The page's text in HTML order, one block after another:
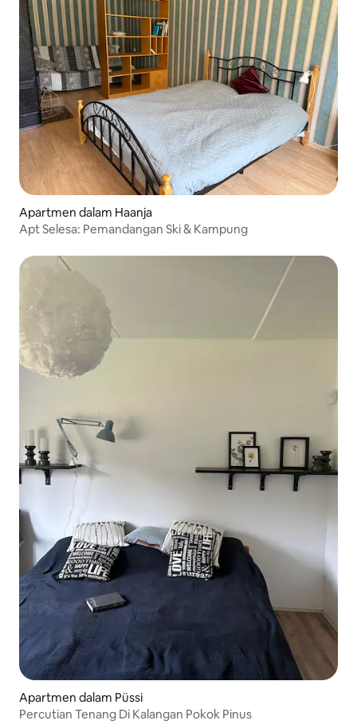
Apartmen dalam Haanja
Apt Selesa: Pemandangan Ski & Kampung
Apartmen dalam Püssi
Percutian Tenang Di Kalangan Pokok Pinus